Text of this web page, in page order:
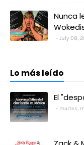
Nunca
July 08,
Lo más leído
El
martes,